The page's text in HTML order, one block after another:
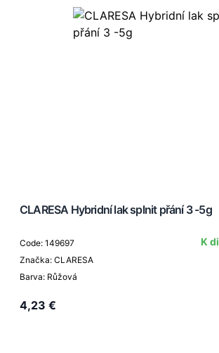
CLARESA Hybridní lak splnit přání 3 -5g
Code: 149697
Značka: CLARESA
Barva: Růžová
K
4,23 €